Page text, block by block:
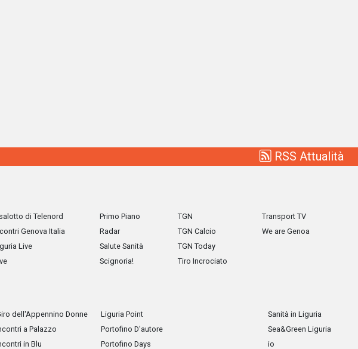
RSS Attualità
di Telenord
Genova Italia
Live
Primo Piano
Radar
Salute Sanità
Scignoria!
TGN
TGN Calcio
TGN Today
Tiro Incrociato
Transport TV
We are Genoa
dell'Appennino Donne
a Palazzo
in Blu
Liguria Point
Portofino D'autore
Portofino Days
Sanità in Liguria
Sea&Green Liguria
io